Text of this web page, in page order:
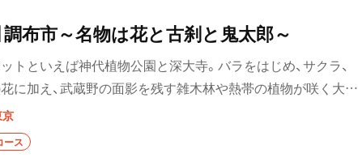
調布市～名物は花と古刹と鬼太郎～
トといえば神代植物公園と深大寺。バラをはじめ、サクラ、
に加え、武蔵野の面影を残す雑木林や熱帯の植物が咲く大温
する。隣接する深大寺は、東京では浅草寺に次ぐ歴史があ
造釈迦如来像は東日本最古の国宝仏。参詣のあとは、参道の
布は『ゲゲゲの鬼太郎』の作者・水木しげるが50年以上も暮
京
ース